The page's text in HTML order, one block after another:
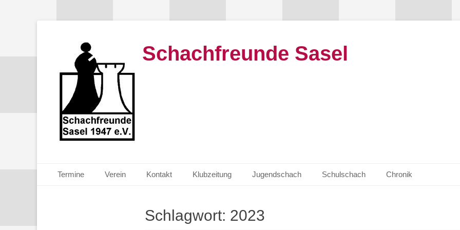
Schachfreunde Sasel
Primäres Menü
Inhalt
Termine Verein Kontakt Klubzeitung Jugendschach Schulschach Chronik
Schlagwort: 2023